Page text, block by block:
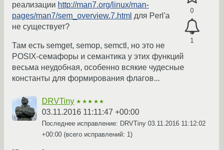
0
1
реализации http://man7.org/linux/man-
pages/man7/sem_overview.7.html для Perl'а
не существует?
Там есть semget, semop, semctl, но это не
POSIX-семафоры и семантика у этих функций
весьма неудобная, особенно всякие чудесные
константы для формирования флагов...
DRVTiny ★★★★★
03.11.2016 11:11:47 +00:00
Последнее исправление: DRVTiny 03.11.2016 11:12:02
+00:00 (всего исправлений: 1)